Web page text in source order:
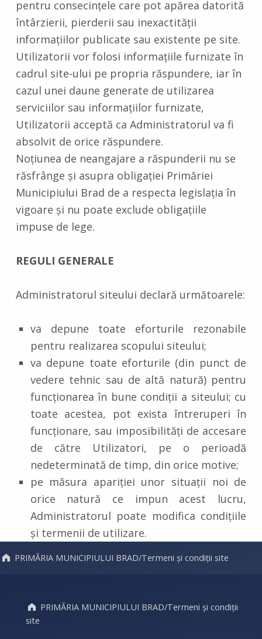
pentru consecințele care pot apărea datorită
întârzierii, pierderii sau inexactității
informațiilor publicate sau existente pe site.
Utilizatorii vor folosi informațiile furnizate în
cadrul site-ului pe propria răspundere, iar în
cazul unei daune generate de utilizarea
serviciilor sau informațiilor furnizate,
Utilizatorii acceptă ca Administratorul va fi
absolvit de orice răspundere.
Noțiunea de neangajare a răspunderii nu se
răsfrânge și asupra obligației Primăriei
Municipiului Brad de a respecta legislația în
vigoare și nu poate exclude obligațiile
impuse de lege.
REGULI GENERALE
Administratorul siteului declară următoarele:
va depune toate eforturile rezonabile
pentru realizarea scopului siteului;
va depune toate eforturile (din punct de
vedere tehnic sau de altă natură) pentru
funcționarea în bune condiții a siteului; cu
toate acestea, pot exista întreruperi în
funcționare, sau imposibilități de accesare
de către Utilizatori, pe o perioadă
nedeterminată de timp, din orice motive;
pe măsura apariției unor situații noi de
orice natură ce impun acest lucru,
Administratorul poate modifica condițiile
și termenii de utilizare.
Skip back to main navigation
PRIMĂRIA MUNICIPIULUI BRAD/Termeni și condiții site
PRIMĂRIA MUNICIPIULUI BRAD/Termeni și condiții
site